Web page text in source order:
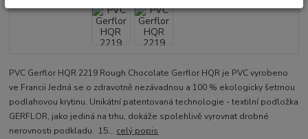
PVC Gerflor HQR 2219 Rough Chocolate Gerflor HQR je PVC vyrobeno
ve Francii Jedná se o zdravotně nezávadnou a 100 % ekologicky šetrnou
podlahovou krytinu. Unikátní patentovaná technologie - textilní podložka
GERFLOR, jako jediná na trhu, dokáže spolehlivě vyrovnat drobné
nerovnosti podkladu. 15... celý popis